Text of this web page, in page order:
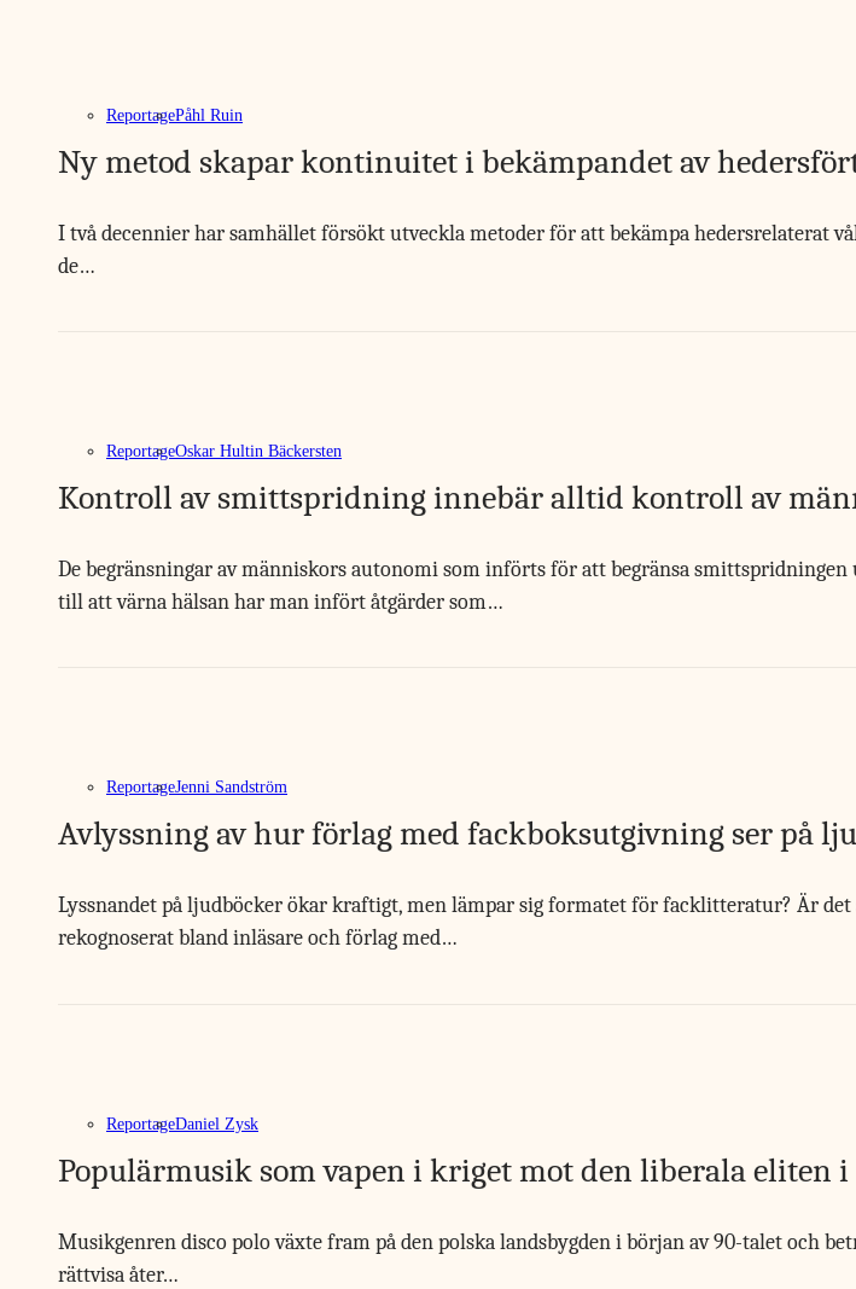
ReportagePåhl Ruin
Ny metod skapar kontinuitet i bekämpandet av
I två decennier har samhället försökt utveckla metoder för att bekämpa hedersrelaterat
de…
ReportageOskar Hultin Bäckersten
Kontroll av smittspridning innebär alltid kontroll av
De begränsningar av människors autonomi som införts för att begränsa
till att värna hälsan har man infört åtgärder som…
ReportageJenni Sandström
Avlyssning av hur förlag med fackboksutgivning ser på
Lyssnandet på ljudböcker ökar kraftigt, men lämpar sig formatet för facklitteratur? Är
rekognoserat bland inläsare och förlag med…
ReportageDaniel Zysk
Populärmusik som vapen i kriget mot den liberala eliten i
Musikgenren disco polo växte fram på den polska landsbygden i början av 90-talet och
rättvisa åter…